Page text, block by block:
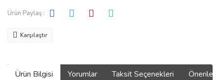
Ürün Paylaş :
Karşılaştır
Ürün Bilgisi Yorumlar Taksit Seçenekleri